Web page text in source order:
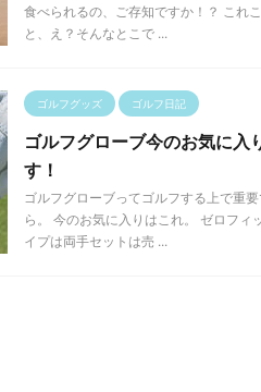
食べられるの、ご存知ですか！？ これ
と、え？そんなとこで ...
ゴルフグッズ ゴルフ日記
ゴルフグローブ今のお気に入
す！
ゴルフグローブってゴルフする上で重
ら。 今のお気に入りはこれ。 ゼロフィ
イプは両手セットは売 ...